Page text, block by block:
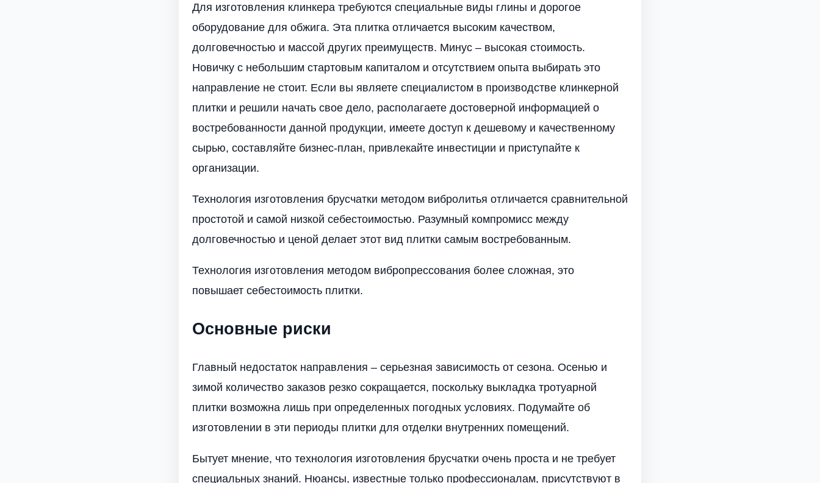
Для изготовления клинкера требуются специальные виды глины и дорогое
оборудование для обжига. Эта плитка отличается высоким качеством,
долговечностью и массой других преимуществ. Минус – высокая стоимость.
Новичку с небольшим стартовым капиталом и отсутствием опыта выбирать это
направление не стоит. Если вы являете специалистом в производстве клинкерной
плитки и решили начать свое дело, располагаете достоверной информацией о
востребованности данной продукции, имеете доступ к дешевому и качественному
сырью, составляйте бизнес-план, привлекайте инвестиции и приступайте к
организации.
Технология изготовления брусчатки методом вибролитья отличается сравнительной
простотой и самой низкой себестоимостью. Разумный компромисс между
долговечностью и ценой делает этот вид плитки самым востребованным.
Технология изготовления методом вибропрессования более сложная, это
повышает себестоимость плитки.
Основные риски
Главный недостаток направления – серьезная зависимость от сезона. Осенью и
зимой количество заказов резко сокращается, поскольку выкладка тротуарной
плитки возможна лишь при определенных погодных условиях. Подумайте об
изготовлении в эти периоды плитки для отделки внутренних помещений.
Бытует мнение, что технология изготовления брусчатки очень проста и не требует
специальных знаний. Нюансы, известные только профессионалам, присутствуют в